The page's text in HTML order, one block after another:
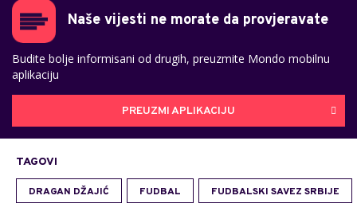
Naše vijesti ne morate da provjeravate
Budite bolje informisani od drugih, preuzmite Mondo mobilnu
aplikaciju
PREUZMI APLIKACIJU
TAGOVI
DRAGAN DŽAJIĆ FUDBAL FUDBALSKI SAVEZ SRBIJE